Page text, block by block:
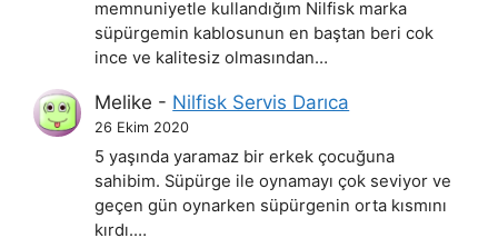
memnuniyetle kullandığım Nilfisk marka
süpürgemin kablosunun en baştan beri cok
ince ve kalitesiz olmasından…
Melike - Nilfisk Servis Darıca
26 Ekim 2020
5 yaşında yaramaz bir erkek çocuğuna
sahibim. Süpürge ile oynamayı çok seviyor ve
geçen gün oynarken süpürgenin orta kısmını
kırdı.…